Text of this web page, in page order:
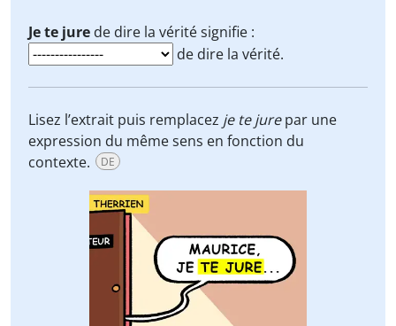
Je te jure de dire la vérité signifie :
de dire la vérité.
Lisez l’extrait puis remplacez je te jurepar une
expression du même sens en fonction du
contexte.
DE